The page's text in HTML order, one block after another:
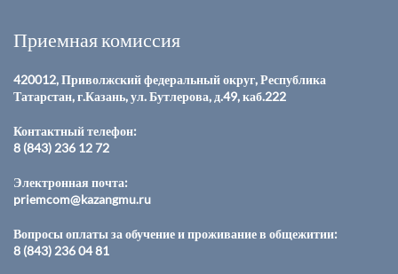
Приемная комиссия
420012, Приволжский федеральный округ, Республика
Татарстан, г.Казань, ул. Бутлерова, д.49, каб.222
Контактный телефон:
8 (843) 236 12 72
Электронная почта:
priemcom@kazangmu.ru
Вопросы оплаты за обучение и проживание в общежитии:
8 (843) 236 04 81